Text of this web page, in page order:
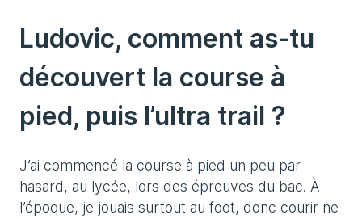
Ludovic, comment as-tu
découvert la course à
pied, puis l’ultra trail ?
J’ai commencé la course à pied un peu par
hasard, au lycée, lors des épreuves du bac. À
l’époque, je jouais surtout au foot, donc courir ne